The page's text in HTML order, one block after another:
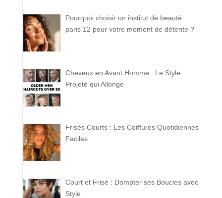
Pourquoi choisir un institut de beauté
paris 12 pour votre moment de détente ?
Cheveux en Avant Homme : Le Style
Projeté qui Allonge
Frisés Courts : Les Coiffures Quotidiennes
Faciles
Court et Frisé : Dompter ses Boucles avec
Style